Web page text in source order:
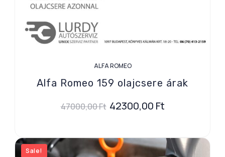
ALFA ROMEO
Alfa Romeo 159 olajcsere árak
47000,00Ft 42300,00 Ft
Sale!